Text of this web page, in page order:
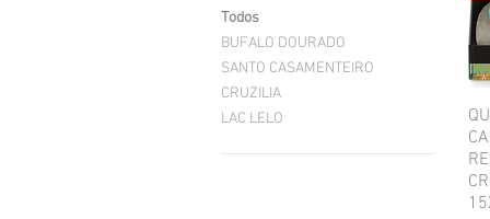
Todos
BUFALO DOURADO
SANTO CASAMENTEIRO
CRUZILIA
LAC LELO